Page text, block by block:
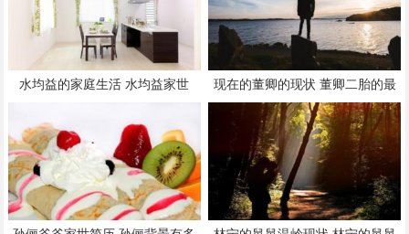
水均益的家庭生活 水均益家世
现在的董卿的现状 董卿二胎的最
新消息